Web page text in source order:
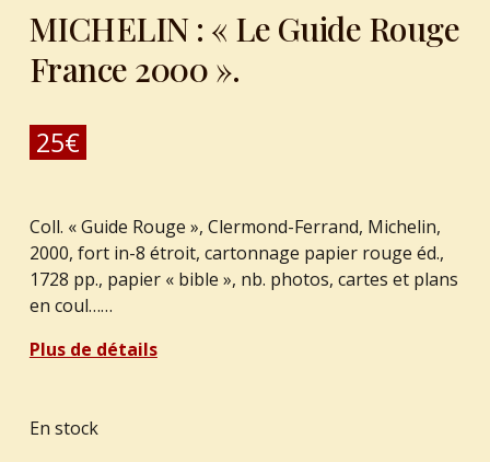
MICHELIN : « Le Guide Rouge
France 2000 ».
25€
Coll. « Guide Rouge », Clermond-Ferrand, Michelin,
2000, fort in-8 étroit, cartonnage papier rouge éd.,
1728 pp., papier « bible », nb. photos, cartes et plans
en coul……
Plus de détails
En stock